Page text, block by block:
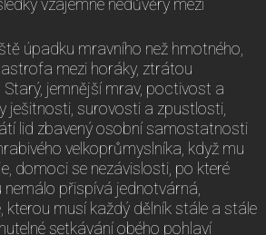
vzájemné nedůvěry mezi
úpadku mravního než hmotného,
mezi horáky, ztrátou
jemnější mrav, poctivost a
ješitnosti, surovosti a zpustlosti,
lid zbavený osobní samostatnosti
velkoprůmyslníka, když mu
domoci se nezávislosti, po které
přispívá jednotvárná,
musí každý dělník stále a stále
setkávání obého pohlaví